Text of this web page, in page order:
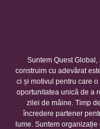
Suntem Quest
construim cu adevărat
ci și motivul pentru care
oportunitatea unică de a
zilei de mâine. Timp
încredere partener
lume. Suntem